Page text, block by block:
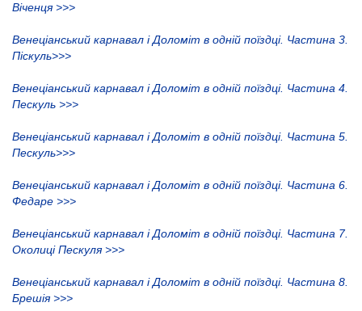
Віченця >>>
Венеціанський карнавал і Доломіт в одній поїздці. Частина 3.
Піскуль>>>
Венеціанський карнавал і Доломіт в одній поїздці. Частина 4.
Пескуль >>>
Венеціанський карнавал і Доломіт в одній поїздці. Частина 5.
Пескуль>>>
Венеціанський карнавал і Доломіт в одній поїздці. Частина 6.
Федаре >>>
Венеціанський карнавал і Доломіт в одній поїздці. Частина 7.
Околиці Пескуля >>>
Венеціанський карнавал і Доломіт в одній поїздці. Частина 8.
Брешія >>>